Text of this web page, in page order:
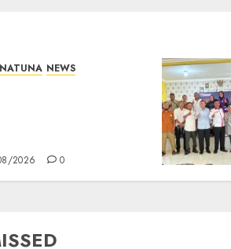
NATUNA NEWS
2026 0